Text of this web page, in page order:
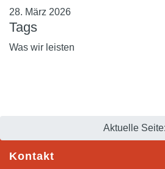
28. März 2026
Tags
Was wir leisten
Aktuelle Seite:
Kontakt